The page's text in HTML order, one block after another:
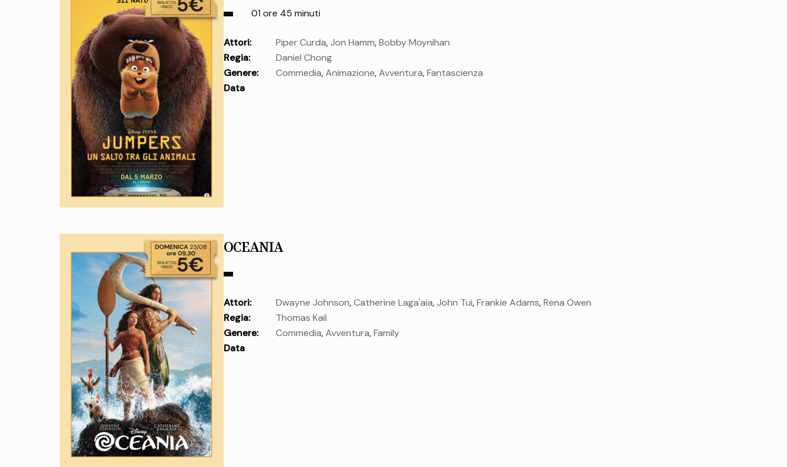
01 ore 45 minuti
Attori: Piper Curda,Jon Hamm,Bobby Moynihan
Regia:
Daniel Chong
Genere:
Commedia,Animazione,Avventura,Fantascienza
Data
OCEANIA
Attori: Dwayne Johnson,Catherine Laga'aia,John Tui,Frankie Adams,Rena Owen
Regia:
Thomas Kail
Genere:
Commedia,Avventura,Family
Data